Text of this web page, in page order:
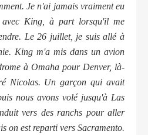
Je n'ai jamais vraiment eu
avec King, à part lorsqu'il me
Le 26 juillet, je suis allé à
King m'a mis dans un avion
à Omaha pour Denver, là-
Nicolas. Un garçon qui avait
nous avons volé jusqu'à Las
vers des ranchs pour aller
on est reparti vers Sacramento.